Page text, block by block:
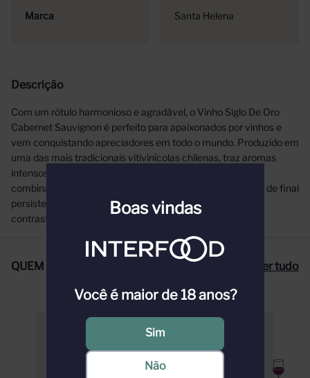
Marca Santa Helena
Descrição
Com um rótulo harmonioso e agradável, o Vinho Siglo De Oro
Cabernet Sauvignon é perfeito para apaixonados por vinhos e
vem conquistando apreciadores em todo o mundo. Produzido em
uma das mais tradicionais vitivinícolas chilenas, traz aromas
intensos com a presença de notas doces de baunilha,
combinadas à fruta, revelando-se em um paladar intenso, de final
persistente, com notável sabor de amoras e cerejas,
contrastadas com um delicado fundo mentolado.
QUEM COMPROU, COMPROU TAMBÉM Ver tudo
Boas vindas
Você é maior de 18 anos?
Sim
Não